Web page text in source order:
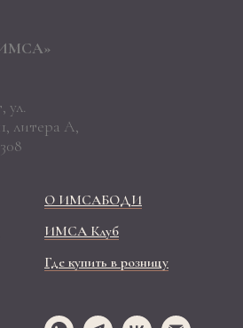
ул.
литера А,
О ИМСАБОДИ
ИМСА Клуб
Где купить в розницу